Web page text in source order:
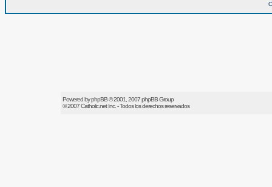
Powered byphpBB© 2001, 2007 phpBB Group
© 2007Catholic.netInc. - Todos los derechos reservados